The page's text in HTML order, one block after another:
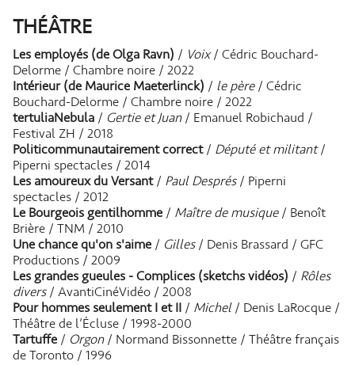
THÉÂTRE
Les employés (de Olga Ravn) / Voix/ Cédric Bouchard-
Delorme / Chambre noire / 2022
Intérieur (de Maurice Maeterlinck) / le père/ Cédric
Bouchard-Delorme / Chambre noire / 2022
tertuliaNebula/ Gertie et Juan/ Emanuel Robichaud /
Festival ZH / 2018
Politicommunautairement correct/ Député et militant/
Piperni spectacles / 2014
Les amoureux du Versant/ Paul Després/ Piperni
spectacles / 2012
Le Bourgeois gentilhomme/ Maître de musique/ Benoît
Brière / TNM / 2010
Une chance qu'on s'aime/ Gilles/ Denis Brassard / GFC
Productions / 2009
Les grandes gueules - Complices (sketchs vidéos) / Rôles
divers/ AvantiCinéVidéo / 2008
Pour hommes seulement I et II/ Michel/ Denis LaRocque /
Théâtre de l’Écluse / 1998-2000
Tartuffe/ Orgon/ Normand Bissonnette / Théâtre français
de Toronto / 1996